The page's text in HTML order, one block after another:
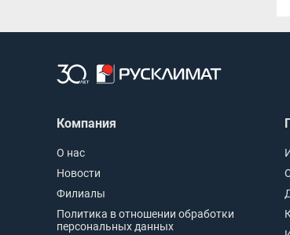
Компания
О нас
Новости
Филиалы
Политика в отношении обработки
персональных данных